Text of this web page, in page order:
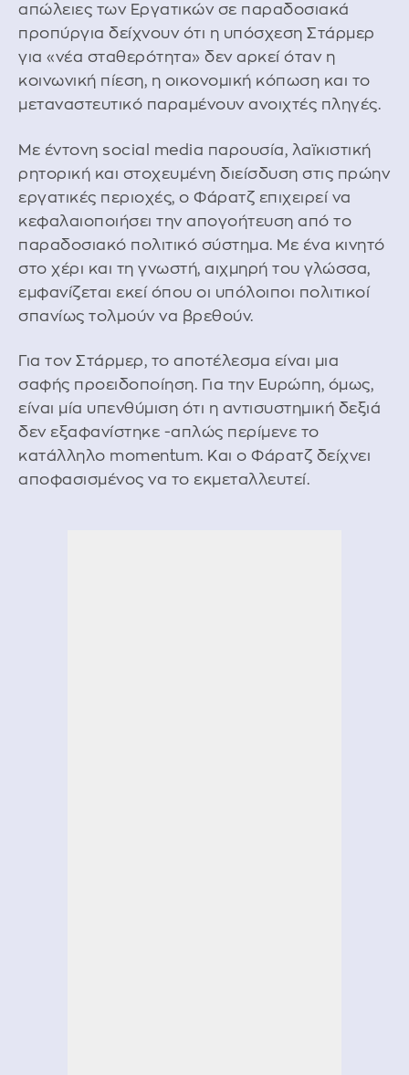
απώλειες των Εργατικών σε παραδοσιακά
προπύργια δείχνουν ότι η υπόσχεση Στάρμερ
για «νέα σταθερότητα» δεν αρκεί όταν η
κοινωνική πίεση, η οικονομική κόπωση και το
μεταναστευτικό παραμένουν ανοιχτές πληγές.
Με έντονη social media παρουσία, λαϊκιστική
ρητορική και στοχευμένη διείσδυση στις πρώην
εργατικές περιοχές, ο Φάρατζ επιχειρεί να
κεφαλαιοποιήσει την απογοήτευση από το
παραδοσιακό πολιτικό σύστημα. Με ένα κινητό
στο χέρι και τη γνωστή, αιχμηρή του γλώσσα,
εμφανίζεται εκεί όπου οι υπόλοιποι πολιτικοί
σπανίως τολμούν να βρεθούν.
Για τον Στάρμερ, το αποτέλεσμα είναι μια
σαφής προειδοποίηση. Για την Ευρώπη, όμως,
είναι μία υπενθύμιση ότι η αντισυστημική δεξιά
δεν εξαφανίστηκε -απλώς περίμενε το
κατάλληλο momentum. Και ο Φάρατζ δείχνει
αποφασισμένος να το εκμεταλλευτεί.